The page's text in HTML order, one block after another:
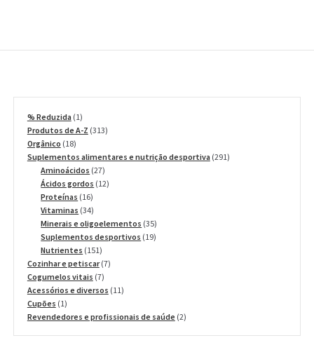
% Reduzida 11
produto
Produtos de A-Z 313313
Orgânico 1818
produtos
Suplementos alimentares e nutrição desportiva 291291
Aminoácidos 2727
produtos
Ácidos gordos 1212
Proteínas 1616
produtos
Vitaminas 3434
produtos
Minerais e oligoelementos 3535
produtos
Suplementos desportivos 1919
Nutrientes 151151
produtos
Cozinhar e petiscar 77
Cogumelos vitais 77
produtos
Acessórios e diversos 1111
Cupões 11
produto
Revendedores e profissionais de saúde 22